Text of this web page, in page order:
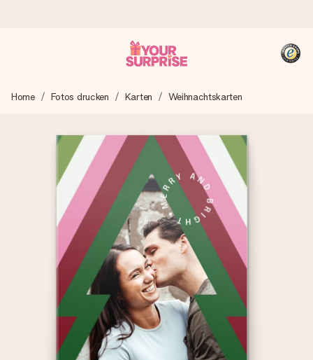
Wir bereiten dein Geschenk sorgfältig vor und schicken es
4,8 (basierend auf +15.000 Bewertungen)
Unsere Geschenke begeistern. Kunden bewerten uns mit
4,8 bei Google Reviews (Gesamtergebnis aller Länder, in
die wir versenden).
+49 39292 929695
Montag - Freitag : 8:30 - 17:00 Uhr
Samstag - Sonntag : 8:30 - 13:00 Uhr
Home Fotos drucken Karten Weihnachtskarten